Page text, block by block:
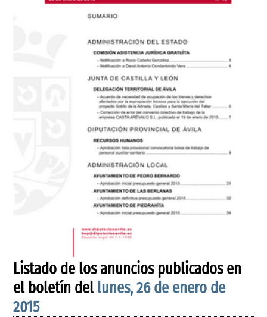
Listado de los anuncios publicados en
el boletín del lunes, 26 de enero de
2015